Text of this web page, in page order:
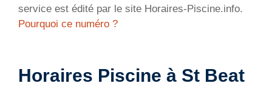
service est édité par le site Horaires-Piscine.info.
Pourquoi ce numéro ?
Horaires Piscine à St Beat